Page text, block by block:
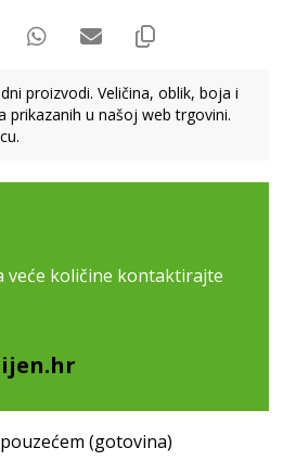
proizvodi. Veličina, oblik, boja i
prikazanih u našoj web trgovini.
veće količine kontaktirajte
(gotovina)